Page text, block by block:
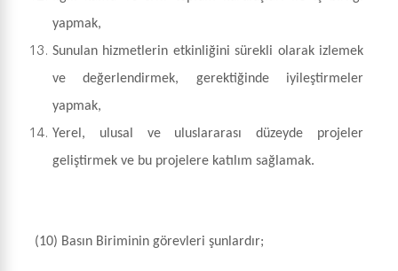
yapmak,
Sunulan hizmetlerin etkinliğini sürekli olarak izlemek
ve değerlendirmek, gerektiğinde iyileştirmeler
yapmak,
Yerel, ulusal ve uluslararası düzeyde projeler
geliştirmek ve bu projelere katılım sağlamak.
(10) Basın Biriminin görevleri şunlardır;